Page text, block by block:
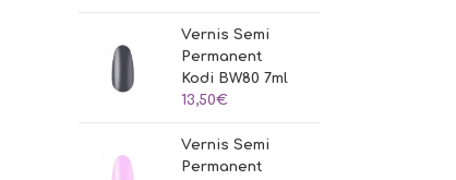
Vernis Semi
Permanent
Kodi BW80 7ml
13,50€
Vernis Semi
Permanent